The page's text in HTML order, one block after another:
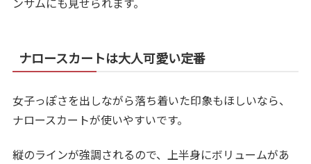
ナロースカートは大人可愛い定番
女子っぽさを出しながら落ち着いた印象もほしいなら、
ナロースカートが使いやすいです。
縦のラインが強調されるので、上半身にボリュームがあ